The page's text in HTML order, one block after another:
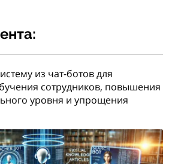
из чат-ботов для
сотрудников, повышения
уровня и упрощения